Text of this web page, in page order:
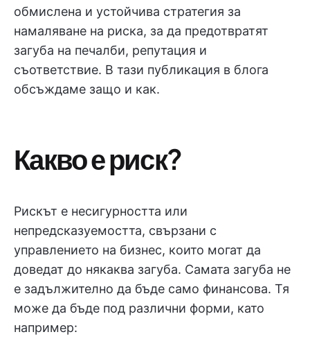
обмислена и устойчива стратегия за
намаляване на риска, за да предотвратят
загуба на печалби, репутация и
съответствие. В тази публикация в блога
обсъждаме защо и как.
Какво е риск?
Рискът е несигурността или
непредсказуемостта, свързани с
управлението на бизнес, които могат да
доведат до някаква загуба. Самата загуба не
е задължително да бъде само финансова. Тя
може да бъде под различни форми, като
например: